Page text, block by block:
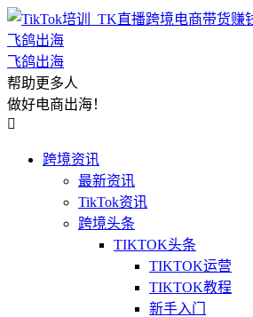
飞鸽出海
帮助更多人
做好电商出海！

跨境资讯
最新资讯
TikTok资讯
跨境头条
TIKTOK头条
TIKTOK运营
TIKTOK教程
新手入门